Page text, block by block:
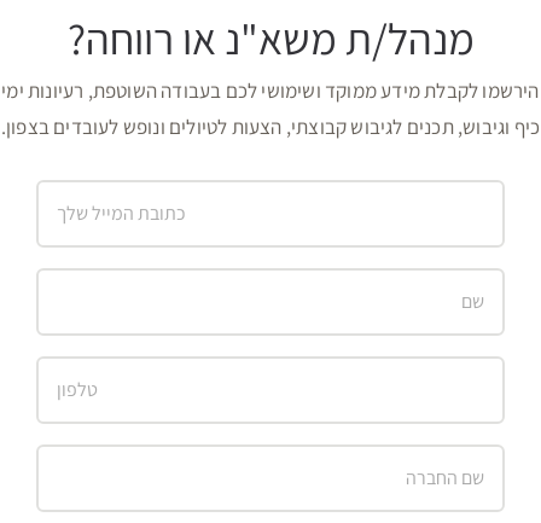
מנהל/ת משא"נ או רווחה?
הירשמו לקבלת מידע ממוקד ושימושי לכם בעבודה השוטפת, רעיונות ימי
כיף וגיבוש, תכנים לגיבוש קבוצתי, הצעות לטיולים ונופש לעובדים בצפון.